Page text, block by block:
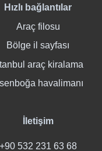
Hızlı bağlantılar
Araç filosu
Bölge il sayfası
araç kiralama
havalimanı
İletişim
+90 532 231 63 68